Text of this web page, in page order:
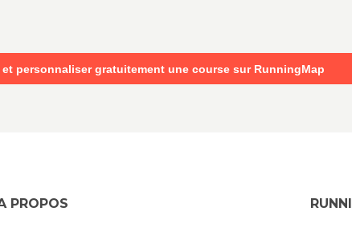
personnaliser gratuitement une course sur RunningMap
PROPOS